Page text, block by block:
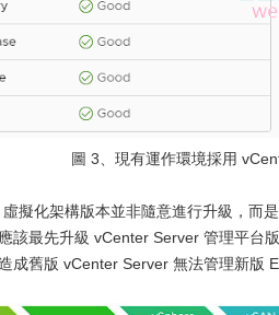
圖 3、現有運作環境採用
擬化架構版本並非隨意進行升級，而
該最先升級 vCenter Server 管理平台
成舊版 vCenter Server 無法管理新版